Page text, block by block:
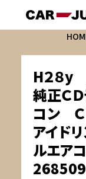
H２８
純正Ｃ
コン
アイド
ルエア
268509